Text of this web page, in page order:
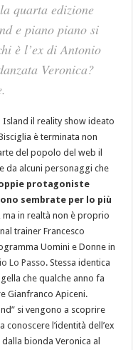
quarta edizione
e piano piano si
è l’ex di Antonio
Veronica?
Island il reality show ideato
è terminata non
del popolo del web il
da alcuni personaggi che
protagoniste
sembrate per lo più
, ma in realtà non è proprio
trainer Francesco
Uomini e Donne in
Lo Passo. Stessa identica
che qualche anno fa
Gianfranco Apiceni.
si vengono a scoprire
l’identità dell’ex
bionda Veronica al